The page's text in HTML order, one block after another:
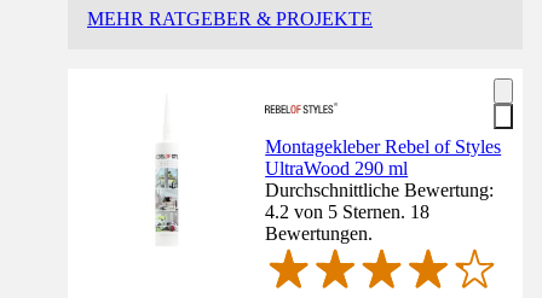
MEHR RATGEBER & PROJEKTE
Montagekleber Rebel of Styles
UltraWood 290 ml
Durchschnittliche Bewertung:
4.2 von 5 Sternen. 18
Bewertungen.